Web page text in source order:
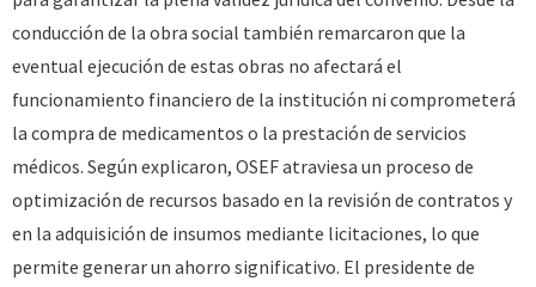
conducción de la obra social también remarcaron que la
eventual ejecución de estas obras no afectará el
funcionamiento financiero de la institución ni comprometerá
la compra de medicamentos o la prestación de servicios
médicos. Según explicaron, OSEF atraviesa un proceso de
optimización de recursos basado en la revisión de contratos y
en la adquisición de insumos mediante licitaciones, lo que
permite generar un ahorro significativo. El presidente de